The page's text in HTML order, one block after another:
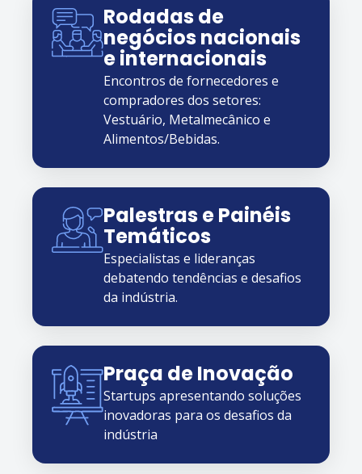
Rodadas de
negócios nacionais
e internacionais
Encontros de fornecedores e
compradores dos setores:
Vestuário, Metalmecânico e
Alimentos/Bebidas.
Palestras e Painéis
Temáticos
Especialistas e lideranças
debatendo tendências e desafios
da indústria.
Praça de Inovação
Startups apresentando soluções
inovadoras para os desafios da
indústria